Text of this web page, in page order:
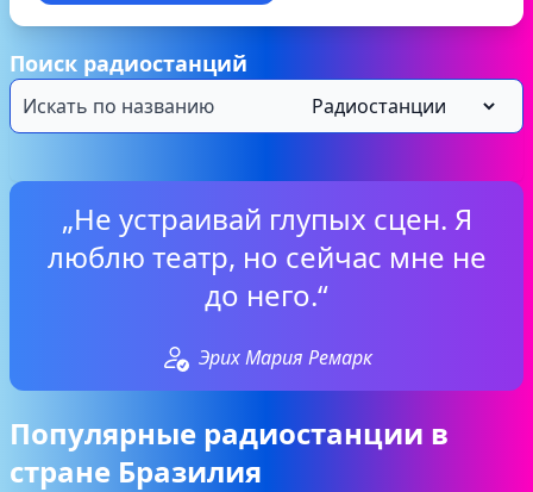
Поиск радиостанций
„Не устраивай глупых сцен. Я
люблю театр, но сейчас мне не
до него.“
Эрих Мария Ремарк
Популярные радиостанции в
стране Бразилия